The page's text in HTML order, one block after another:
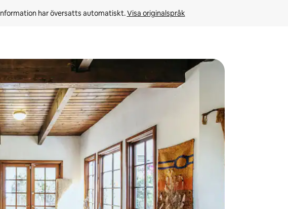
har översatts automatiskt. Visa originalspråk
eller utforska genom att trycka eller svepa.